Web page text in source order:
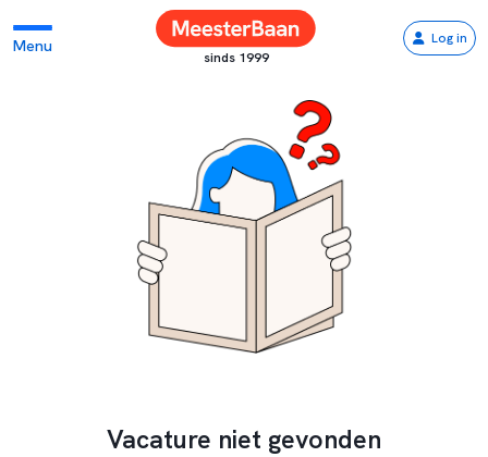
Menu
sinds 1999
Log in
Vacature niet gevonden